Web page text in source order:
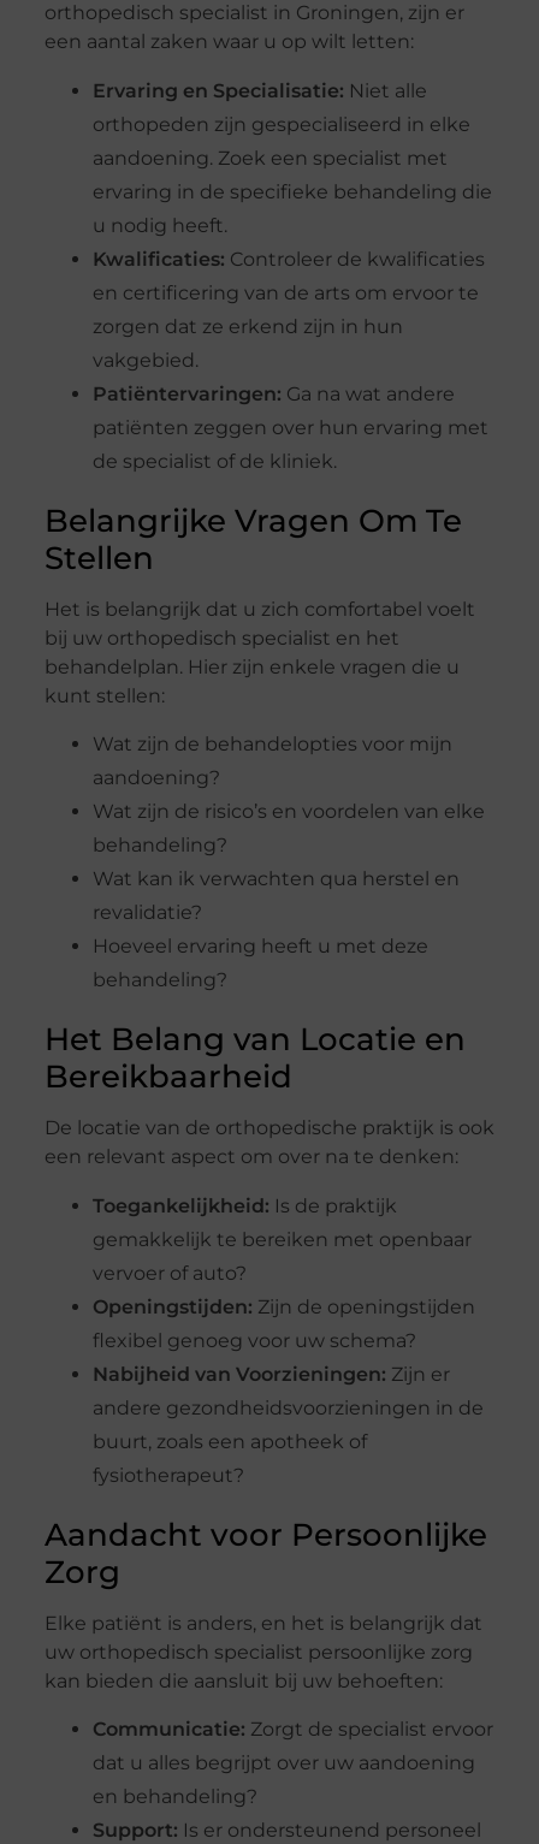
orthopedisch specialist in Groningen, zijn er
een aantal zaken waar u op wilt letten:
Ervaring en Specialisatie: Niet alle
orthopeden zijn gespecialiseerd in elke
aandoening. Zoek een specialist met
ervaring in de specifieke behandeling die
u nodig heeft.
Kwalificaties: Controleer de kwalificaties
en certificering van de arts om ervoor te
zorgen dat ze erkend zijn in hun
vakgebied.
Patiëntervaringen: Ga na wat andere
patiënten zeggen over hun ervaring met
de specialist of de kliniek.
Belangrijke Vragen Om Te
Stellen
Het is belangrijk dat u zich comfortabel voelt
bij uw orthopedisch specialist en het
behandelplan. Hier zijn enkele vragen die u
kunt stellen:
Wat zijn de behandelopties voor mijn
aandoening?
Wat zijn de risico’s en voordelen van elke
behandeling?
Wat kan ik verwachten qua herstel en
revalidatie?
Hoeveel ervaring heeft u met deze
behandeling?
Het Belang van Locatie en
Bereikbaarheid
De locatie van de orthopedische praktijk is ook
een relevant aspect om over na te denken:
Toegankelijkheid: Is de praktijk
gemakkelijk te bereiken met openbaar
vervoer of auto?
Openingstijden: Zijn de openingstijden
flexibel genoeg voor uw schema?
Nabijheid van Voorzieningen: Zijn er
andere gezondheidsvoorzieningen in de
buurt, zoals een apotheek of
fysiotherapeut?
Aandacht voor Persoonlijke
Zorg
Elke patiënt is anders, en het is belangrijk dat
uw orthopedisch specialist persoonlijke zorg
kan bieden die aansluit bij uw behoeften:
Communicatie: Zorgt de specialist ervoor
dat u alles begrijpt over uw aandoening
en behandeling?
Support: Is er ondersteunend personeel